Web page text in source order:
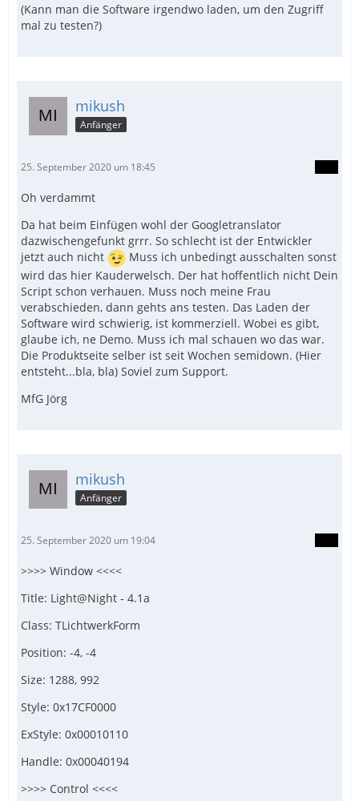
; probiere bis hierhin und gib Bescheid, was
(Kann man die Software irgendwo laden, um den Zugriff
mal zu testen?)
mikush
Anfänger
25. September 2020 um 18:45
Oh verdammt
Da hat beim Einfügen wohl der Googletranslator
dazwischengefunkt grrr. So schlecht ist der Entwickler
jetzt auch nicht
Muss ich unbedingt ausschalten sonst
wird das hier Kauderwelsch. Der hat hoffentlich nicht Dein
Script schon verhauen. Muss noch meine Frau
verabschieden, dann gehts ans testen. Das Laden der
Software wird schwierig, ist kommerziell. Wobei es gibt,
glaube ich, ne Demo. Muss ich mal schauen wo das war.
Die Produktseite selber ist seit Wochen semidown. (Hier
entsteht...bla, bla) Soviel zum Support.
MfG Jörg
mikush
Anfänger
25. September 2020 um 19:04
>>>> Window <<<<
Title: Light@Night - 4.1a
Class: TLichtwerkForm
Position: -4, -4
Size: 1288, 992
Style: 0x17CF0000
ExStyle: 0x00010110
Handle: 0x00040194
>>>> Control <<<<